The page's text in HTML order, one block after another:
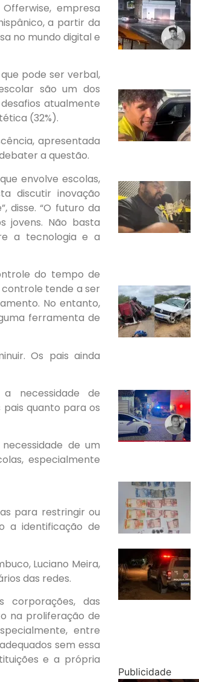
empresa
a partir da
no mundo digital e
pode ser verbal,
são um dos
atualmente
(32%).
apresentada
a questão.
envolve escolas,
discutir inovação
disse. “O futuro da
jovens. Não basta
a tecnologia e a
do tempo de
controle tende a ser
No entanto,
ferramenta de
Os pais ainda
necessidade de
quanto para os
de um
especialmente
para restringir ou
a identificação de
Luciano Meira,
das redes.
corporações, das
na proliferação de
entre
sem essa
e a própria
Publicidade